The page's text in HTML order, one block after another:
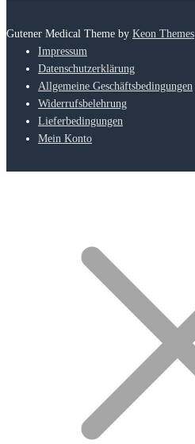
Gutener Medical Theme by Keon Themes
Impressum
Datenschutzerklärung
Allgemeine Geschäftsbedingungen
Widerrufsbelehrung
Lieferbedingungen
Mein Konto